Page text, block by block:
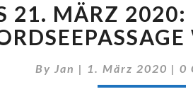
BIS
21.
MÄRZ
2020:
BRICKS
21. MÄRZ 2020:
ByJan | 1. März 2020 |0